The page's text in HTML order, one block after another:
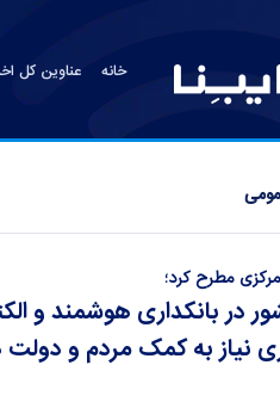
خانه عناوین کل
مطرح کرد؛
در بانکداری هوشمند و
نیاز به کمک مردم و دولت